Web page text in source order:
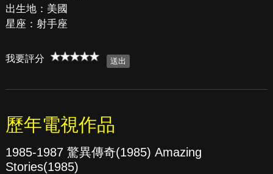
出生地：美國
星座：射手座
我要評分
歷年電視作品
1985-1987 驚異傳奇(1985) Amazing
Stories(1985)